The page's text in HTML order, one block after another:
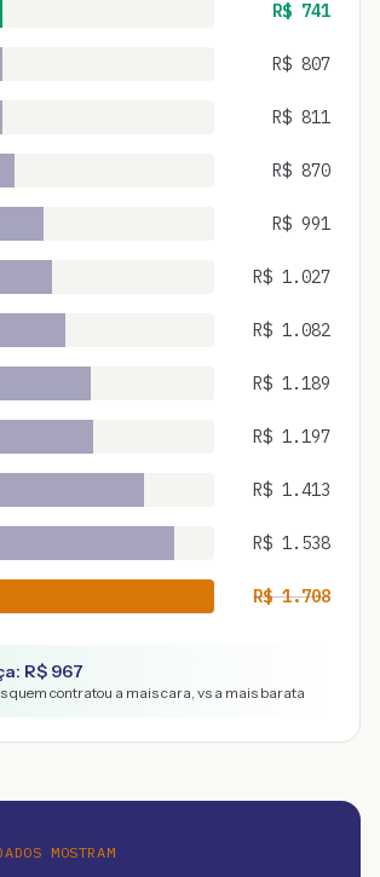
R$ 741
R$ 807
R$ 811
R$ 870
R$ 991
R$ 1.027
R$ 1.082
R$ 1.189
R$ 1.197
R$ 1.413
R$ 1.538
R$1.708
R$ 967
quem contratou a mais cara, vs a mais barata
MOSTRAM